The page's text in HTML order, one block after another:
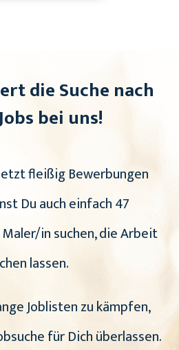
die Suche nach
bei uns!
fleißig Bewerbungen
Du auch einfach 47
in suchen, die Arbeit
lassen.
Joblisten zu kämpfen,
für Dich überlassen.